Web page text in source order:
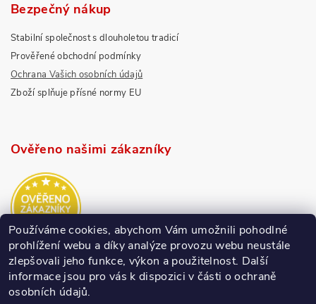
Bezpečný nákup
Stabilní společnost s dlouholetou tradicí
Prověřené obchodní podmínky
Ochrana Vašich osobních údajů
Zboží splňuje přísné normy EU
Ověřeno našimi zákazníky
Používáme cookies, abychom Vám umožnili pohodlné
prohlížení webu a díky analýze provozu webu neustále
zlepšovali jeho funkce, výkon a použitelnost. Další
informace jsou pro vás k dispozici v části o ochraně
osobních údajů.